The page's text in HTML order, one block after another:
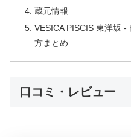
蔵元情報
VESICA PISCIS 東洋坂
方まとめ
口コミ・レビュー